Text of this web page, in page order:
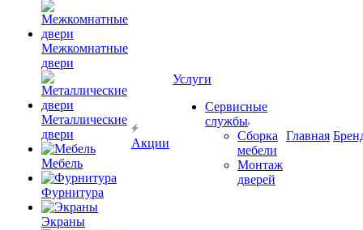
Межкомнатные
двери
Металлические
двери
Мебель
Фурнитура
Экраны
Акции
Услуги
Сервисные
службы
Сборка
мебели
Монтаж
дверей
Главная